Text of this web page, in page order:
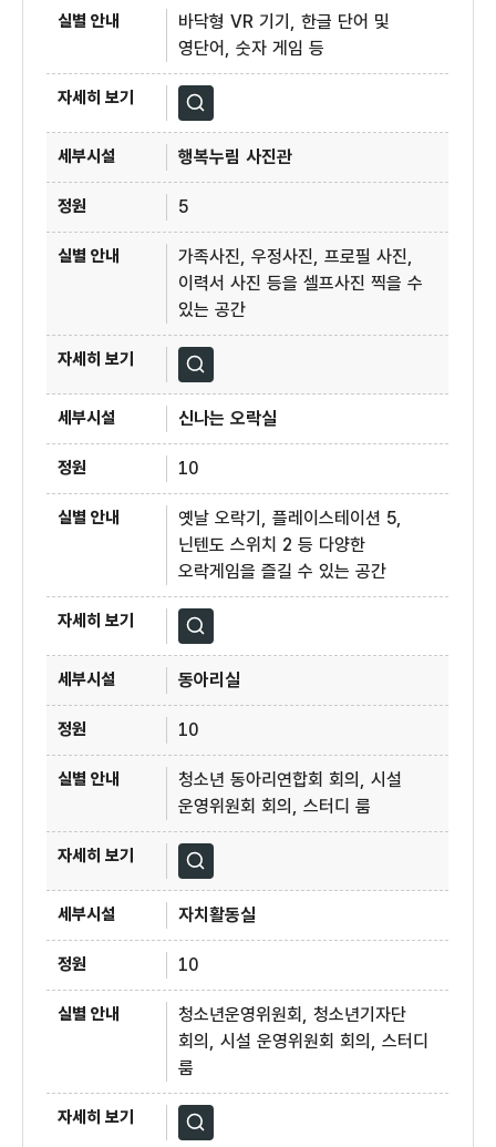
바닥형 VR 기기, 한글 단어 및
영단어, 숫자 게임 등
자세히보기
행복누림 사진관
5
가족사진, 우정사진, 프로필 사진,
이력서 사진 등을 셀프사진 찍을 수
있는 공간
자세히보기
신나는 오락실
10
옛날 오락기, 플레이스테이션 5,
닌텐도 스위치 2 등 다양한
오락게임을 즐길 수 있는 공간
자세히보기
동아리실
10
청소년 동아리연합회 회의, 시설
운영위원회 회의, 스터디 룸
자세히보기
자치활동실
10
청소년운영위원회, 청소년기자단
회의, 시설 운영위원회 회의, 스터디
룸
자세히보기